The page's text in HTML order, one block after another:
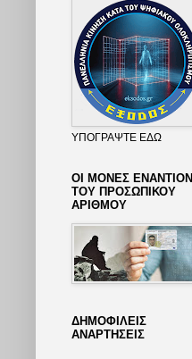
ΥΠΟΓΡΑΨΤΕ ΕΔΩ
ΟΙ ΜΟΝΕΣ ΕΝΑΝΤΙΟΝ
ΤΟΥ ΠΡΟΣΩΠΙΚΟΥ
ΑΡΙΘΜΟΥ
ΔΗΜΟΦΙΛΕΙΣ
ΑΝΑΡΤΗΣΕΙΣ